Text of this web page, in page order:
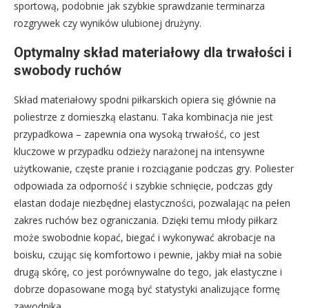
sportową, podobnie jak szybkie sprawdzanie terminarza
rozgrywek czy wyników ulubionej drużyny.
Optymalny skład materiałowy dla trwałości i
swobody ruchów
Skład materiałowy spodni piłkarskich opiera się głównie na
poliestrze z domieszką elastanu. Taka kombinacja nie jest
przypadkowa – zapewnia ona wysoką trwałość, co jest
kluczowe w przypadku odzieży narażonej na intensywne
użytkowanie, częste pranie i rozciąganie podczas gry. Poliester
odpowiada za odporność i szybkie schnięcie, podczas gdy
elastan dodaje niezbędnej elastyczności, pozwalając na pełen
zakres ruchów bez ograniczania. Dzięki temu młody piłkarz
może swobodnie kopać, biegać i wykonywać akrobacje na
boisku, czując się komfortowo i pewnie, jakby miał na sobie
drugą skórę, co jest porównywalne do tego, jak elastyczne i
dobrze dopasowane mogą być statystyki analizujące formę